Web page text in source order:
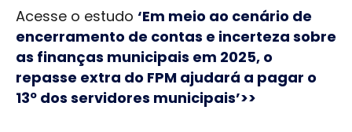
Acesse o estudo ‘Em meio ao cenário de
encerramento de contas e incerteza sobre
as finanças municipais em 2025, o
repasse extra do FPM ajudará a pagar o
13º dos servidores municipais’>>